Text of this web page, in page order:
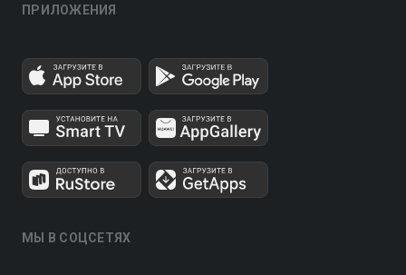
ПРИЛОЖЕНИЯ
МЫ В СОЦСЕТЯХ